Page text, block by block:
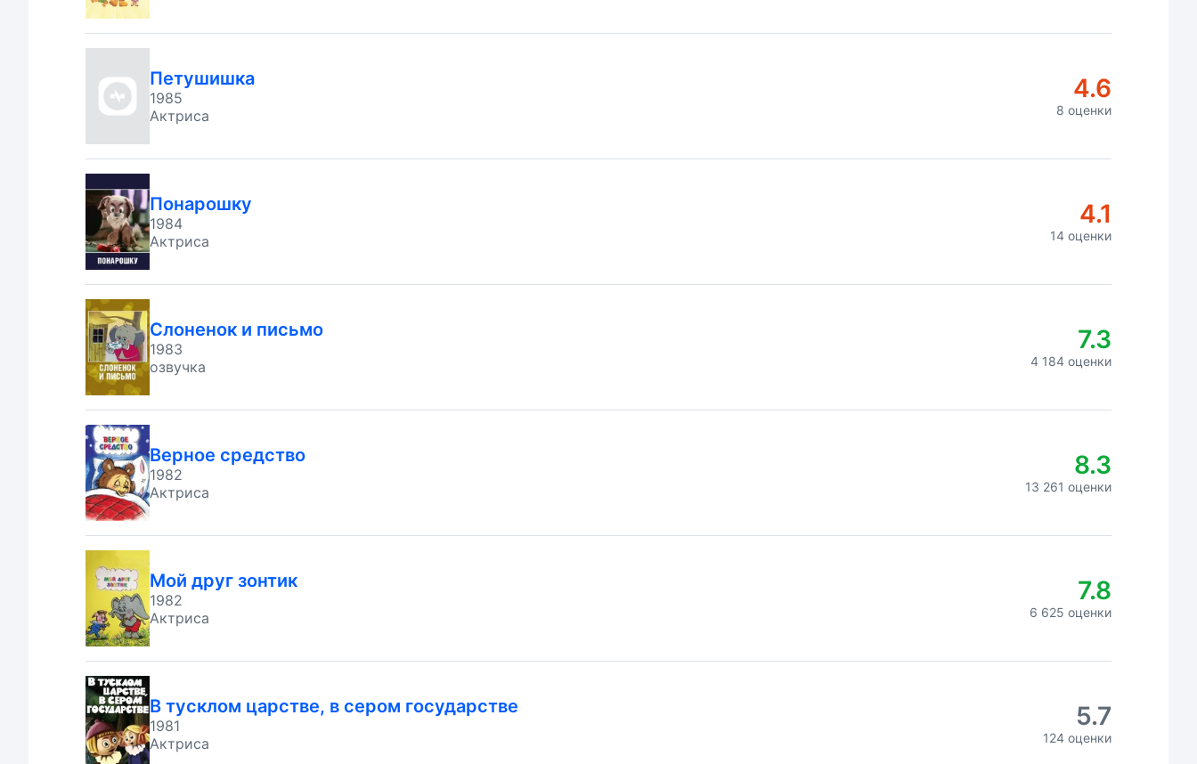
Петушишка
1985
Актриса
4.6
8 оценки
Понарошку
1984
Актриса
4.1
14 оценки
Слоненок и письмо
1983
озвучка
7.3
4 184 оценки
Верное средство
1982
Актриса
8.3
13 261 оценки
Мой друг зонтик
1982
Актриса
7.8
6 625 оценки
В тусклом царстве, в сером государстве
1981
Актриса
5.7
124 оценки